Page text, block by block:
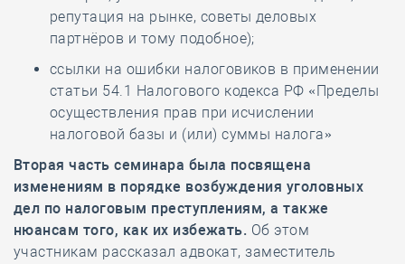
репутация на рынке, советы деловых
партнёров и тому подобное);
ссылки на ошибки налоговиков в применении
статьи 54.1 Налогового кодекса РФ «Пределы
осуществления прав при исчислении
налоговой базы и (или) суммы налога»
Вторая часть семинара была посвящена
изменениям в порядке возбуждения уголовных
дел по налоговым преступлениям, а также
нюансам того, как их избежать. Об этом
участникам рассказал адвокат, заместитель